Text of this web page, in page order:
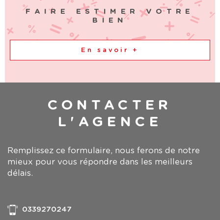
honoraires 90 000 €. Les informations sur les risques
auxquels ce bien est exposé sont disponibles sur le
site Géorisques : georisques.gouv.fr. Votre conseiller
IMOLOGI PONTARLIER : Négociatrice - Charlotte
FAIRE ESTIMER VOTRE
BIEN
En savoir +
CONTACTER
L'AGENCE
Remplissez ce formulaire, nous ferons de notre
mieux pour vous répondre dans les meilleurs
délais.
0339270247